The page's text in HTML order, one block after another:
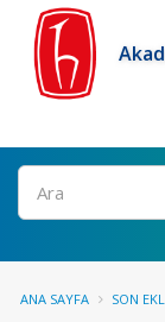
Ara
ANA SAYFA SON